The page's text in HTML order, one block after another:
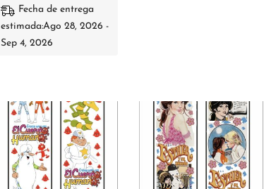
Fecha de entrega
estimada:Ago 28, 2026 -
Sep 4, 2026